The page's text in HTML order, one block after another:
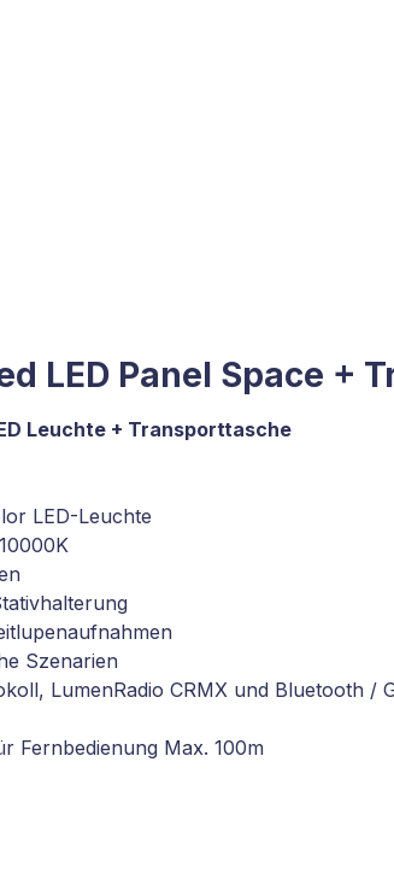
LED Panel Space +
Leuchte + Transporttasche
LED-Leuchte
Szenarien
LumenRadio CRMX und Bluetooth /
Fernbedienung Max. 100m